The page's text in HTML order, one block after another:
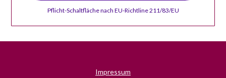
Pflicht-Schaltfläche nach EU-Richtline 211/83/EU
Impressum